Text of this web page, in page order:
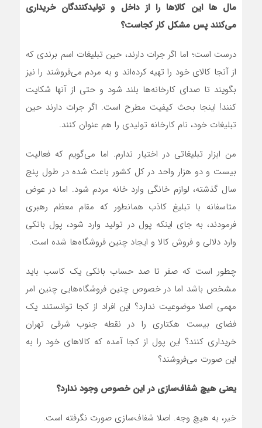
مال ها این کالاها را از داخل و تولیدکنندگان خریداری
می‌کنند پس مشکل کار کجاست؟
درست است؛ اما اگر جرات دارند، حین تبلیغات اسم برندی که
از آنجا کالای خود را تهیه کرده‌اند و به مردم می‌فروشند را نیز
بگویند تا صدای کارخانه‌ها بلند شود و حتی از آنها شکایت
کنند! اینجا بحث کیفیت مطرح است. اگر جرات دارند حین
تبلیغات خود، نام کارخانه تولیدی را هم عنوان کنند.
من ابزار تبلیغاتی در اختیار ندارم. اما می‌گویم که فعالیت
بیست و دو هزار واحد در کل کشور باعث شده در طول پنج
سال گذشته، لوازم خانگی وارد خانه مردم شود. اما در عوض
متاسفانه با تبلیغ کاذب همانطور که مقام معظم رهبری
فرمودند، به جای اینکه پول در تولید وارد شود، پول بانکی
وارد دلالی و فروش کالا و ایجاد چنین فروشگاه‌ها شده است.
چطور است که صفر تا صد حساب بانکی یک کاسب باید
مشخص باشد اما در خصوص چنین فروشگاه‌هایی چنین امر
مهمی اصلا موضوعیت ندارد؟ این افراد از کجا توانستند یک
فضای بیست هکتاری را در نقطه جنوب شرقی تهران
خریداری کنند؟ این پول از کجا آمده که کالاهای خود را به
این صورت می‌فروشند؟
یعنی هیچ شفاف‌سازی در این خصوص وجود ندارد؟
خیر، به هیچ وجه. اصلا شفاف‌سازی صورت نگرفته است.